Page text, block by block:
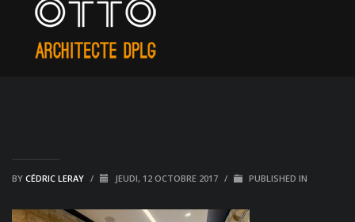
BY CÉDRIC LERAY / JEUDI, 12 OCTOBRE 2017 / PUBLISHED IN